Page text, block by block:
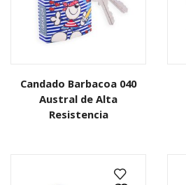
Candado Barbacoa 040
Austral de Alta
Resistencia